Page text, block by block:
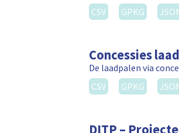
CSV
GPKG
Concessies
De laadpalen via
CSV
GPKG
DITP –